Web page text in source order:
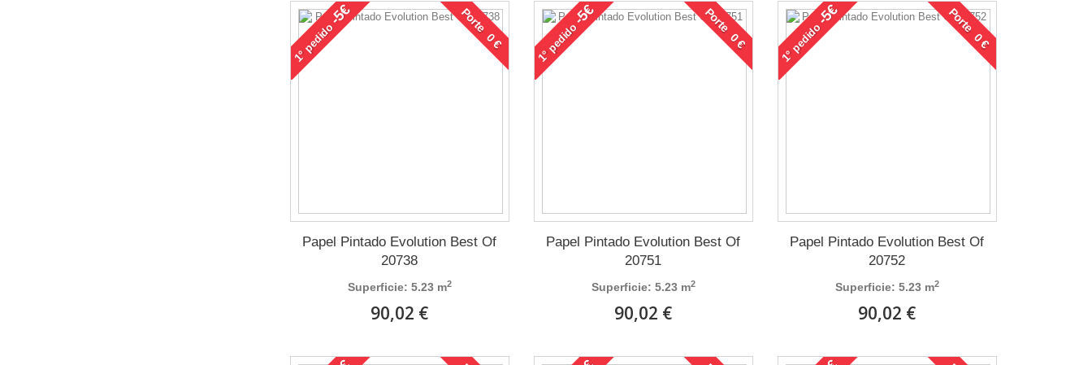
1°
pedido
-5€ Porte 0 €
Papel Pintado Evolution Best Of
20738
Superficie: 5.23 m2
90,02 €
1°
pedido
-5€ Porte 0 €
Papel Pintado Evolution Best Of
20751
Superficie: 5.23 m2
90,02 €
1°
pedido
-5€ Porte 0 €
Papel Pintado Evolution Best Of
20752
Superficie: 5.23 m2
90,02 €